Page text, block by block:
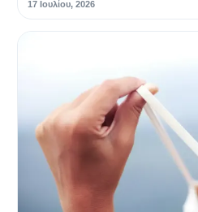
17 Ιουλίου, 2026